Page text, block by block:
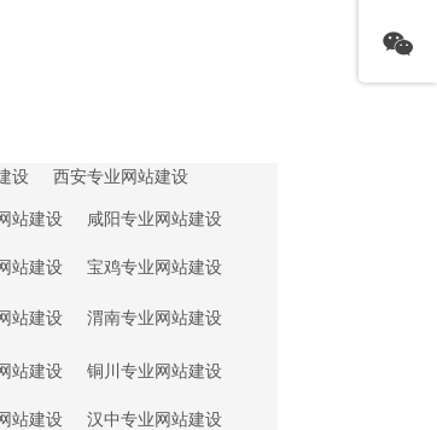
设 西安专业网站建设
站建设 咸阳专业网站建设
站建设 宝鸡专业网站建设
站建设 渭南专业网站建设
站建设 铜川专业网站建设
站建设 汉中专业网站建设